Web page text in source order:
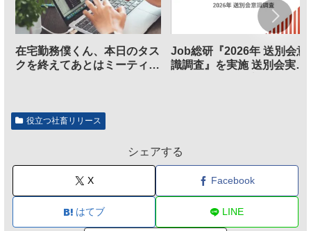
在宅勤務僕くん、本日のタス
クを終えてあとはミーティン
Job総研『2026年 送別会意
識調査』を実施 送別会実施
役立つ社畜リリース
シェアする
X Facebook
はてブ LINE